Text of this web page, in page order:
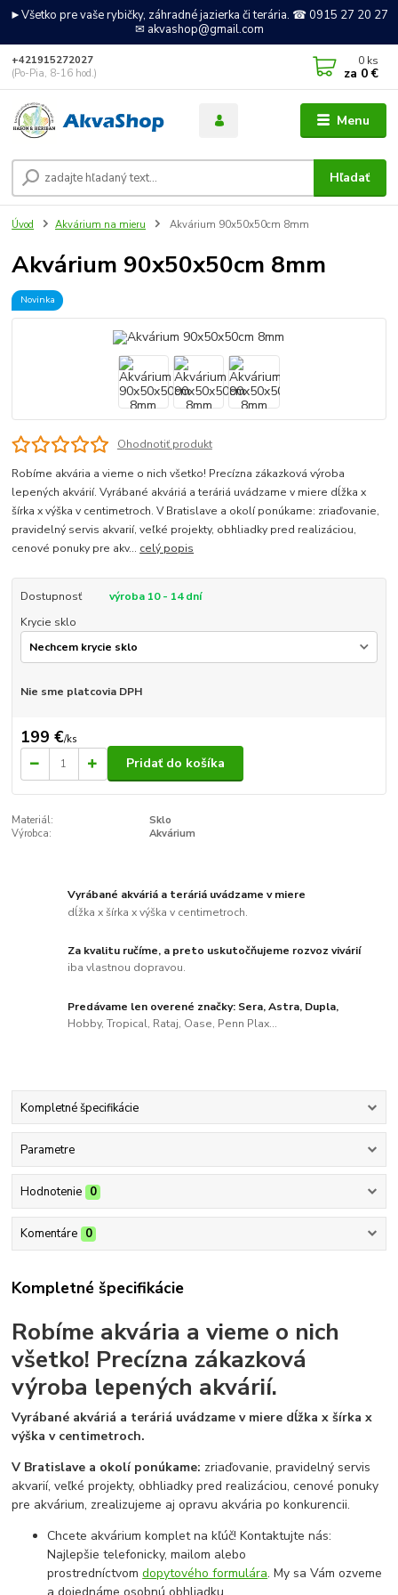
►Všetko pre vaše rybičky, záhradné jazierka či terária. ☎ 0915 27 20 27
✉ akvashop@gmail.com
Menu
Hľadať
+421915272027
(Po-Pia, 8-16 hod.)
0 ks
za 0 €
Úvod Akvárium na mieru Akvárium 90x50x50cm 8mm
Akvárium 90x50x50cm 8mm
Novinka
Ohodnotiť produkt
Robíme akvária a vieme o nich všetko! Precízna zákazková výroba
lepených akvárií. Vyrábané akváriá a teráriá uvádzame v miere dĺžka x
šírka x výška v centimetroch. V Bratislave a okolí ponúkame: zriaďovanie,
pravidelný servis akvarií, veľké projekty, obhliadky pred realizáciou,
cenové ponuky pre akv... celý popis
Dostupnosť
výroba 10 - 14 dní
Krycie sklo
Nie sme platcovia DPH
199 €/ks
Pridať do košíka
Materiál:
Sklo
Výrobca:
Akvárium
Vyrábané akváriá a teráriá uvádzame v miere
dĺžka x šírka x výška v centimetroch.
Za kvalitu ručíme, a preto uskutočňujeme rozvoz vivárií
iba vlastnou dopravou.
Predávame len overené značky: Sera, Astra, Dupla,
Hobby, Tropical, Rataj, Oase, Penn Plax...
Kompletné špecifikácie
Parametre
Hodnotenie 0
Komentáre 0
Kompletné špecifikácie
Robíme akvária a vieme o nich
všetko! Precízna zákazková
výroba lepených akvárií.
Vyrábané akváriá a teráriá uvádzame v miere dĺžka x šírka x
výška v centimetroch.
V Bratislave a okolí ponúkame: zriaďovanie, pravidelný servis
akvarií, veľké projekty, obhliadky pred realizáciou, cenové ponuky
pre akvárium, zrealizujeme aj opravu akvária po konkurencii.
Chcete akvárium komplet na kľúč! Kontaktujte nás:
Najlepšie telefonicky, mailom alebo
prostredníctvomdopytového formulára. My sa Vám ozveme